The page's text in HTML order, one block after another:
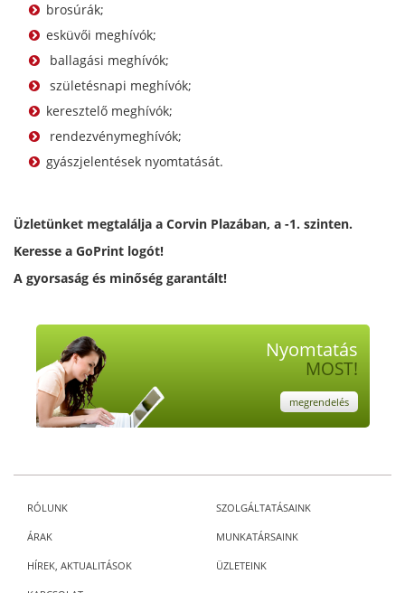
brosúrák;
esküvői meghívók;
ballagási meghívók;
születésnapi meghívók;
keresztelő meghívók;
rendezvénymeghívók;
gyászjelentések nyomtatását.
Üzletünket megtalálja a Corvin Plazában, a -1. szinten.
Keresse a GoPrint logót!
A gyorsaság és minőség garantált!
Nyomtatás
MOST!
megrendelés
RÓLUNK SZOLGÁLTATÁSAINK
ÁRAK MUNKATÁRSAINK
HÍREK, AKTUALITÁSOK ÜZLETEINK